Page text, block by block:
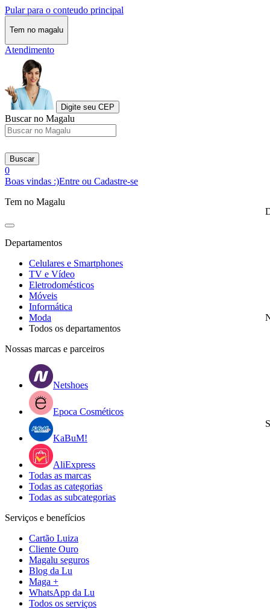
Pular para o conteudo principal
Tem no magalu
Atendimento
Digite seu CEP
Buscar no Magalu
Buscar
0
Boas vindas :)Entre ou Cadastre-se
Tem no Magalu
Departamentos
Celulares e Smartphones
TV e Vídeo
Eletrodomésticos
Móveis
Informática
Moda
Todos os departamentos
Nossas marcas e parceiros
Netshoes
Epoca Cosméticos
KaBuM!
AliExpress
Todas as marcas
Todas as categorias
Todas as subcategorias
Serviços e benefícios
Cartão Luiza
Cliente Ouro
Magalu seguros
Blog da Lu
Maga +
WhatsApp da Lu
Todos os serviços